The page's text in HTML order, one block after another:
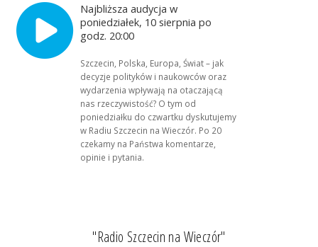
Najbliższa audycja w
poniedziałek, 10 sierpnia po
godz. 20:00
Szczecin, Polska, Europa, Świat – jak
decyzje polityków i naukowców oraz
wydarzenia wpływają na otaczającą
nas rzeczywistość? O tym od
poniedziałku do czwartku dyskutujemy
w Radiu Szczecin na Wieczór. Po 20
czekamy na Państwa komentarze,
opinie i pytania.
"Radio Szczecin na Wieczór"